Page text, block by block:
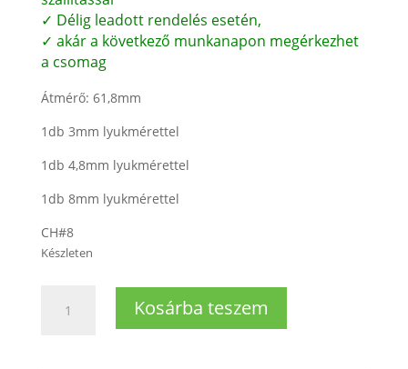
✓ Délig leadott rendelés esetén,
✓ akár a következő munkanapon megérkezhet
a csomag
Átmérő: 61,8mm
1db 3mm lyukmérettel
1db 4,8mm lyukmérettel
1db 8mm lyukmérettel
CH#8
Készleten
készlet
Kosárba teszem